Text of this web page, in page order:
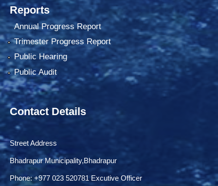
Reports
Annual Progress Report
Trimester Progress Report
Public Hearing
Public Audit
Contact Details
Street Address
Bhadrapur Municipality,Bhadrapur
Phone: ‌+977 023 520781 Excutive Officer